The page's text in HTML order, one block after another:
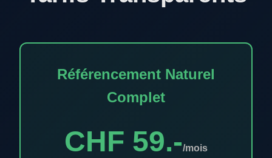
Référencement Naturel
Complet
CHF 59.-/mois